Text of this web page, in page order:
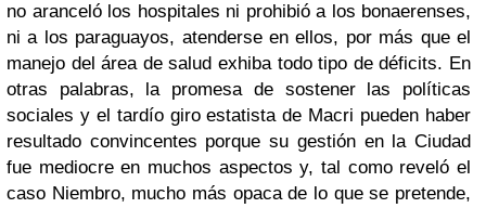
no aranceló los hospitales ni prohibió a los bonaerenses,
ni a los paraguayos, atenderse en ellos, por más que el
manejo del área de salud exhiba todo tipo de déficits. En
otras palabras, la promesa de sostener las políticas
sociales y el tardío giro estatista de Macri pueden haber
resultado convincentes porque su gestión en la Ciudad
fue mediocre en muchos aspectos y, tal como reveló el
caso Niembro, mucho más opaca de lo que se pretende,